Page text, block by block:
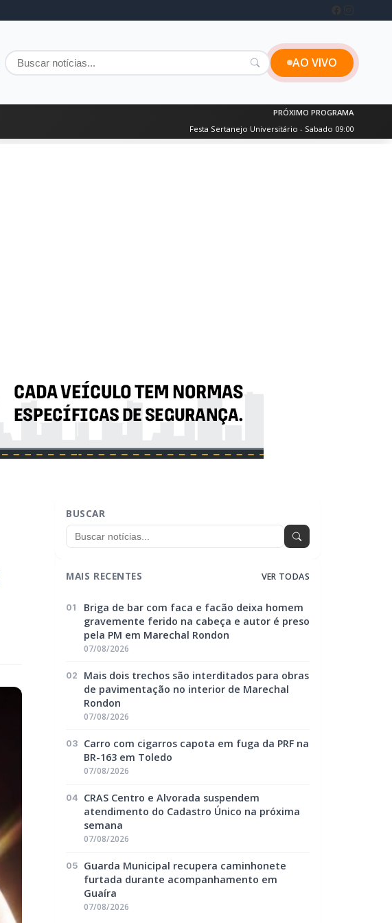
AO VIVO
PRÓXIMO PROGRAMA
Festa Sertanejo Universitário - Sabado 09:00
BUSCAR
MAIS RECENTES VER TODAS
01
Briga de bar com faca e facão deixa homem
gravemente ferido na cabeça e autor é preso
pela PM em Marechal Rondon
07/08/2026
02
Mais dois trechos são interditados para obras
de pavimentação no interior de Marechal
Rondon
07/08/2026
03
Carro com cigarros capota em fuga da PRF na
BR-163 em Toledo
07/08/2026
04
CRAS Centro e Alvorada suspendem
atendimento do Cadastro Único na próxima
semana
07/08/2026
05
Guarda Municipal recupera caminhonete
furtada durante acompanhamento em
Guaíra
07/08/2026